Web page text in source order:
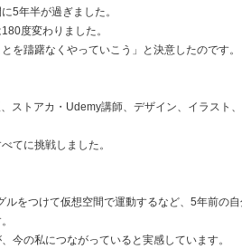
5年半が過ぎました。
度変わりました。
を躊躇なくやっていこう」と決意したのです。
ストアカ・Udemy講師、デザイン、イラスト
てに挑戦しました。
ルをつけて仮想空間で運動するなど、5年前の
今の私につながっていると実感しています。